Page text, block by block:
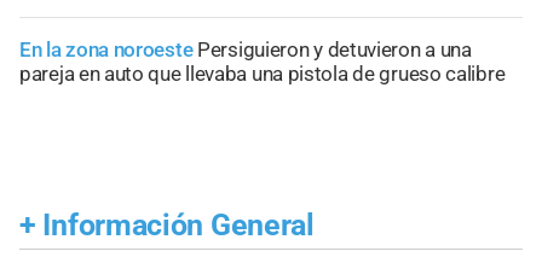
En la zona noroeste Persiguieron y detuvieron a una
pareja en auto que llevaba una pistola de grueso calibre
+ Información General